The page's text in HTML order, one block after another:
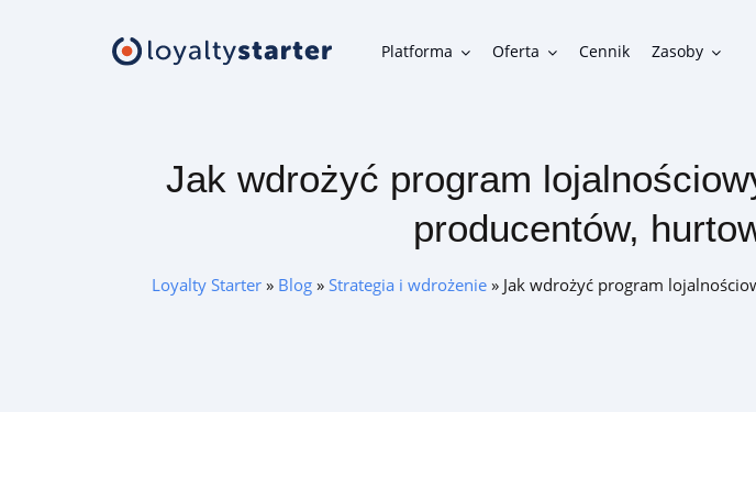
Platforma Oferta Cennik
Zasoby
Moduły klienta
Aplikacja mobilna, panel uczestnika, karta w telefonie i inne
Funkcjonalności
Gotowe funkcje do
lojalnościowego
Jak wdrożyć program
producentów,
Loyalty Starter » Blog » Strategia i wdrożenie » Jak wdrożyć program